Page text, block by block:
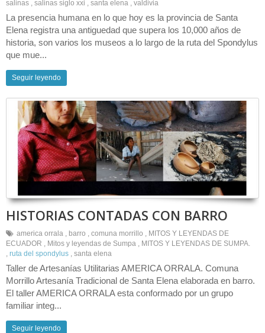
salinas , salinas siglo xxi , santa elena , valdivia
La presencia humana en lo que hoy es la provincia de Santa
Elena registra una antiguedad que supera los 10,000 años de
historia, son varios los museos a lo largo de la ruta del Spondylus
que mue...
Seguir leyendo
HISTORIAS CONTADAS CON BARRO
america orrala , barro , comuna morrillo , MITOS Y LEYENDAS DE
ECUADOR , Mitos y leyendas de Sumpa , MITOS Y LEYENDAS DE SUMPA.
, ruta del spondylus , santa elena
Taller de Artesanías Utilitarias AMERICA ORRALA. Comuna
Morrillo Artesanía Tradicional de Santa Elena elaborada en barro.
El taller AMERICA ORRALA esta conformado por un grupo
familiar integ...
Seguir leyendo